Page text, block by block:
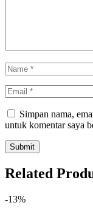
Simpan nama,
untuk komentar saya
Related
-13%